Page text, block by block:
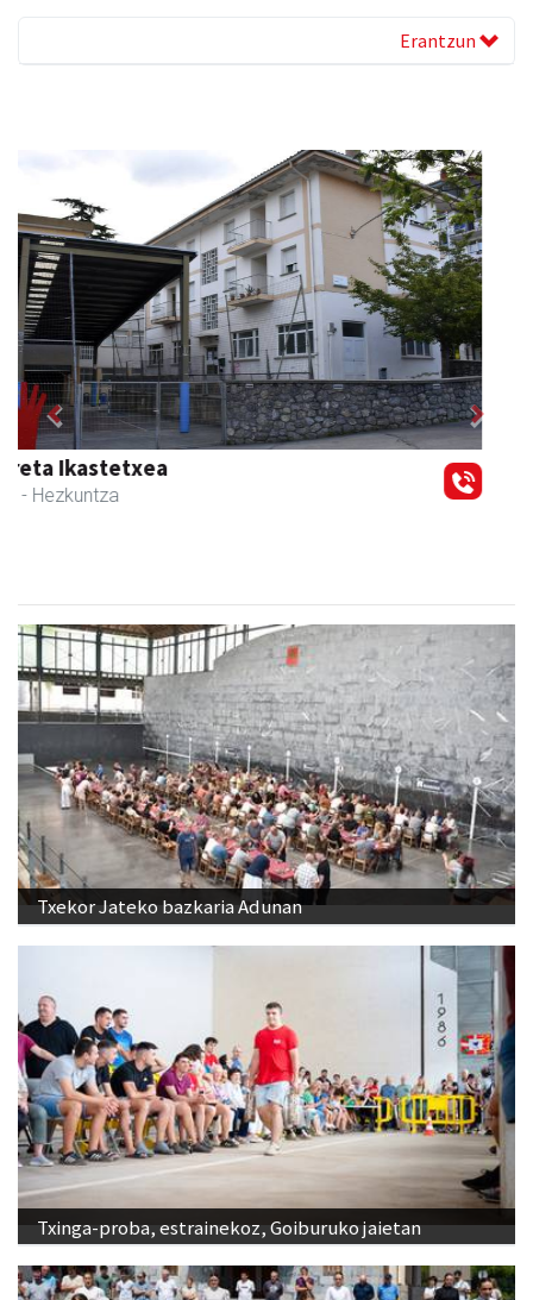
Erantzun
Salkin
Andoain - Merkatari elkarteak
Previous Next
Txekor Jateko bazkaria Adunan
Txinga-proba, estrainekoz, Goiburuko jaietan